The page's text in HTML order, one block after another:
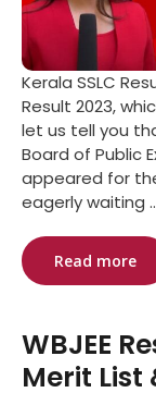
Kerala SSLC
Result 2023,
let us tell you
Board of Public
appeared for
eagerly waiting
Read more
WBJEE
Merit List